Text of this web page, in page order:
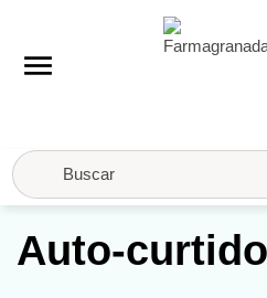
menu
Cosméticos
Auto-